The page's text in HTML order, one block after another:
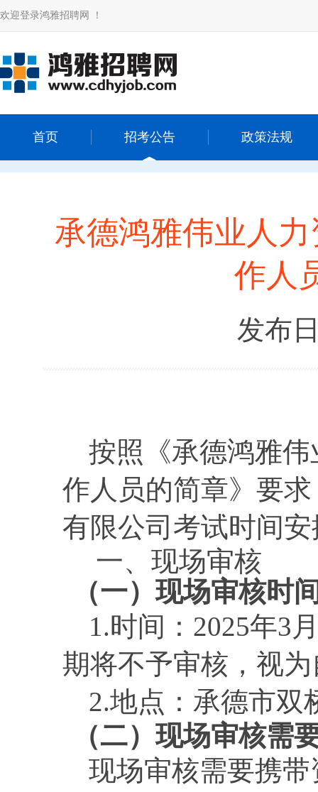
欢迎登录鸿雅招聘网 ！
首页 招考公告 政策法规
承德鸿雅伟业人
作人
发布
按照《承德鸿雅
作人员的简章》要
有限公司 考试时间
一、现场审核
（一）现场审核时
1.时间： 2025年3
期将不予审核，视
2.地点： 承德市双
（二）现场审核需
现场审核需要携